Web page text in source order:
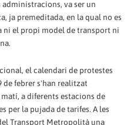
va ser un
ja premeditada, en la qual no es
ni el propi model de transport ni
el calendari de protestes
de febrer s'han realitzat
a diferents estacions de
per la pujada de tarifes. A les
Transport Metropolità una